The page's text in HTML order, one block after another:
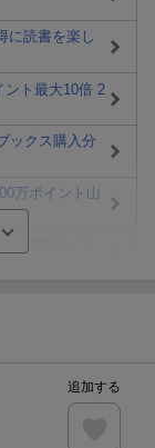
に読書を楽し
ント最大10倍 2
ックス購入分
万ポイント山
OFFクーポン
追加する